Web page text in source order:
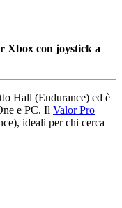
Xbox con joystick a
Hall (Endurance) ed è
e PC. Il Valor Pro
ideali per chi cerca